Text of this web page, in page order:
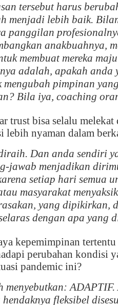
tersebut harus
menjadi lebih baik.
panggilan
anakbuahnya,
membuat mereka
adalah, apakah anda
mengubah pimpinan
Bila iya, coaching
trust bisa selalu
lebih nyaman dalam
Dan anda sendiri
jawab menjadikan
setiap hari semua
masyarakat
yang dipikirkan,
dengan apa yang
kepemimpinan
perubahan kondisi
pandemic ini?
menyebutkan:
fleksibel